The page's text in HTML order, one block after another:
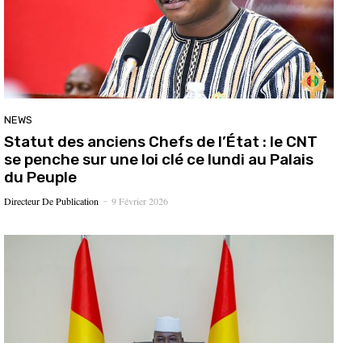
NEWS
Statut des anciens Chefs de l’État : le CNT
se penche sur une loi clé ce lundi au Palais
du Peuple
Directeur De Publication - 9 Février 2026